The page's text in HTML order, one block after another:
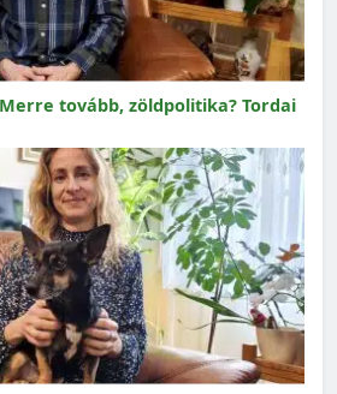
tovább, zöldpolitika? Tordai